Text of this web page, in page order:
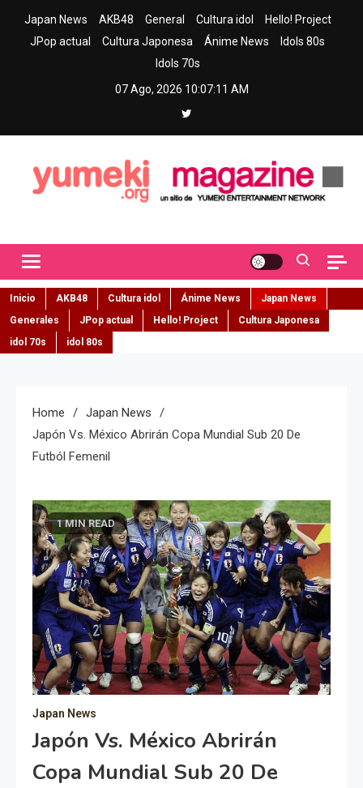
Japan News AKB48 General Cultura idol
Hello! Project
JPop actual
Cultura Japonesa Ánime News
Idols 80s
Idols 70s
07 Ago, 2026 10:07:12 AM
Inicio AKB48 Cultura idol Ánime News
Japan News
Generales
JPop actual Hello! Project
Cultura Japonesa
idol 70s
idol 80s
Home
Japan News
Japón Vs. México Abrirán Copa Mundial Sub 20 De
Futból Femenil
1 MIN READ
Japan News
Japón Vs. México Abrirán
Copa Mundial Sub 20 De